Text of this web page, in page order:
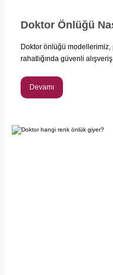
Doktor Önlüğü
Doktor önlüğü modellerimiz,
rahatlığında güvenli
Devamı